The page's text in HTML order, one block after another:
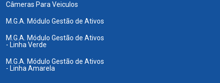
Câmeras Para Veiculos
M.G.A. Módulo Gestão de Ativos
M.G.A. Módulo Gestão de Ativos
- Linha Verde
M.G.A. Módulo Gestão de Ativos
- Linha Amarela